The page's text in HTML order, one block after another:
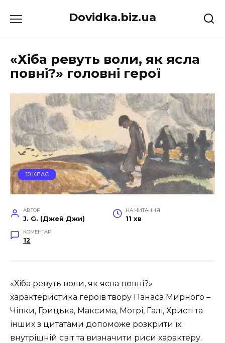
до
Dovidka.biz.ua
«Хіба ревуть воли, як ясла
повні?» головні герої
10 КЛАС
АВТОР
J. G. (Джей Джи)
НА ЧИТАННЯ
11 хв
КОМЕНТАРІ
12
«Хіба ревуть воли, як ясла повні?»
характеристика героїв твору Панаса Мирного –
Чіпки, Грицька, Максима, Мотрі, Галі, Христі та
інших з цитатами допоможе розкрити їх
внутрішній світ та визначити риси характеру.